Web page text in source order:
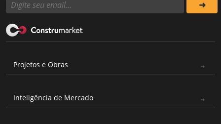
Projetos e Obras
Inteligência de Mercado